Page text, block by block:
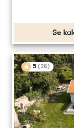
Se
5 (28)